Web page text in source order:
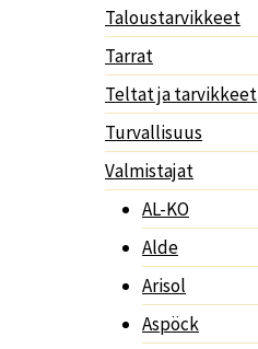
Taloustarvikkeet
Tarrat
Teltat ja tarvikkeet
Turvallisuus
Valmistajat
AL-KO
Alde
Arisol
Aspöck